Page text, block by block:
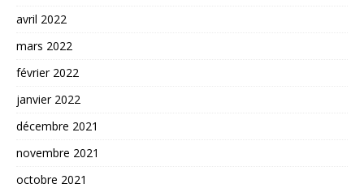
avril 2022
mars 2022
février 2022
janvier 2022
décembre 2021
novembre 2021
octobre 2021